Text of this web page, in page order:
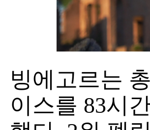
빙에고르는
이스를 83시